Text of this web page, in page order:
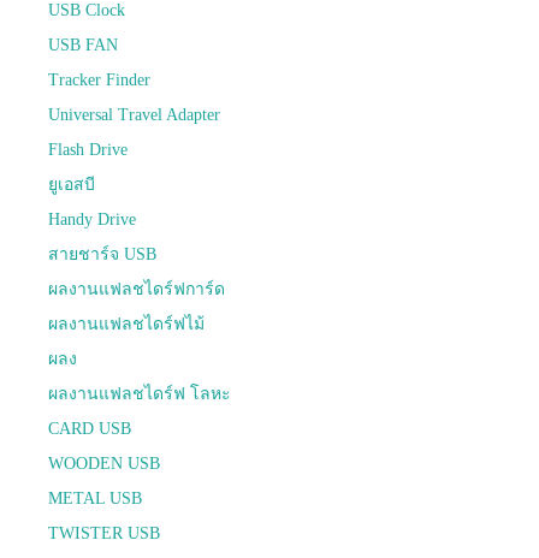
USB Clock
USB FAN
Tracker Finder
Universal Travel Adapter
Flash Drive
ยูเอสบี
Handy Drive
สายชาร์จ USB
ผลงานแฟลชไดร์ฟการ์ด
ผลงานแฟลชไดร์ฟไม้
ผลง
ผลงานแฟลชไดร์ฟ โลหะ
CARD USB
WOODEN USB
METAL USB
TWISTER USB